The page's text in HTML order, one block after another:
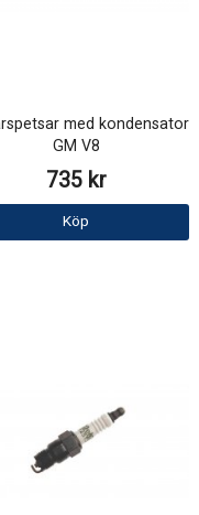
med kondensator
GM V8
735 kr
Köp